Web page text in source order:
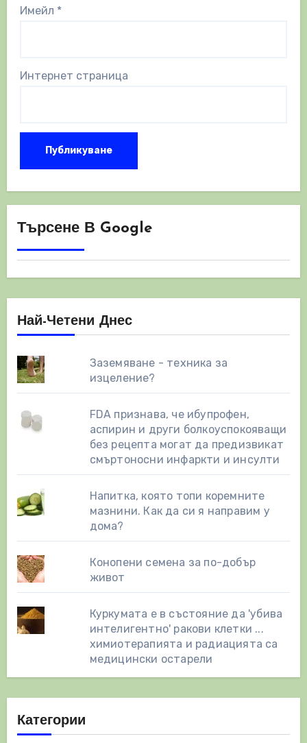
Имейл *
Интернет страница
Търсене В Google
Най-Четени Днес
Заземяване - техника за
изцеление?
FDA признава, че ибупрофен,
аспирин и други болкоуспокояващи
без рецепта могат да предизвикат
смъртоносни инфаркти и инсулти
Напитка, която топи коремните
мазнини. Как да си я направим у
дома?
Конопени семена за по-добър
живот
Куркумата е в състояние да 'убива
интелигентно' ракови клетки ...
химиотерапията и радиацията са
медицински остарели
Категории